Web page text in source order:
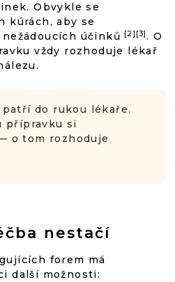
Obvykle se
kúrách, aby se
účinků[2][3]. O
vždy rozhoduje lékař
do rukou lékaře.
přípravku si
o tom rozhoduje
nestačí
forem má
další možnosti: